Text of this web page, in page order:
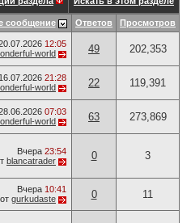
сообщение Ответов Просмотров
12:05
world 49 202,353
16.07.2026 21:28
world 22 119,391
07:03
world 63 273,869
Вчера 23:54
blancatrader 0 3
Вчера 10:41
от gurkudaste 0 11